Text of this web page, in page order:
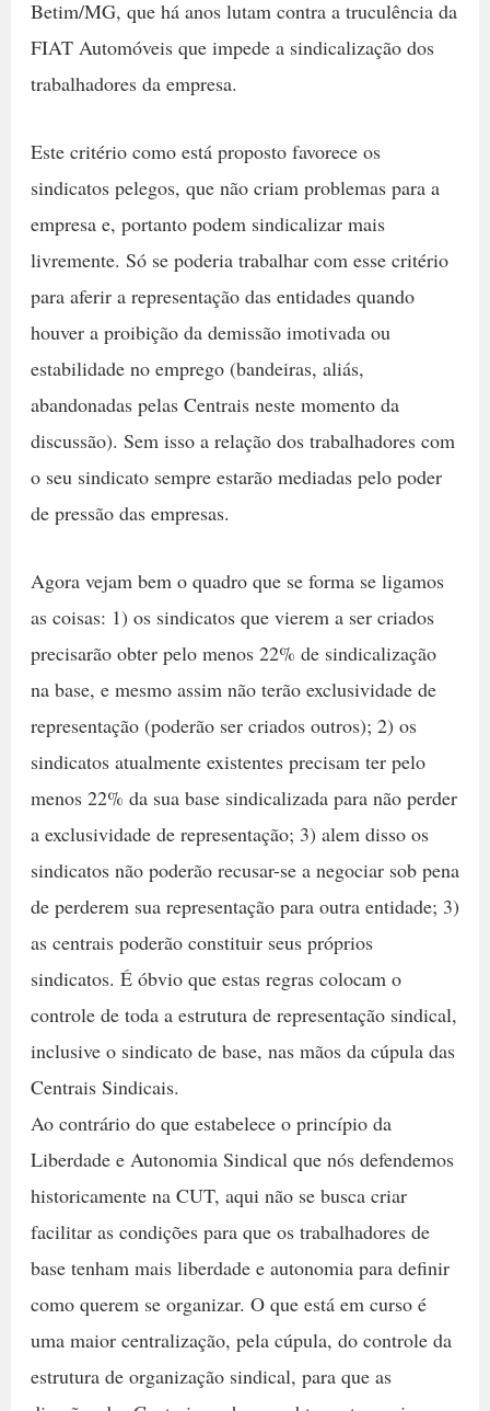
Betim/MG, que há anos lutam contra a truculência da
FIAT Automóveis que impede a sindicalização dos
trabalhadores da empresa.
Este critério como está proposto favorece os
sindicatos pelegos, que não criam problemas para a
empresa e, portanto podem sindicalizar mais
livremente. Só se poderia trabalhar com esse critério
para aferir a representação das entidades quando
houver a proibição da demissão imotivada ou
estabilidade no emprego (bandeiras, aliás,
abandonadas pelas Centrais neste momento da
discussão). Sem isso a relação dos trabalhadores com
o seu sindicato sempre estarão mediadas pelo poder
de pressão das empresas.
Agora vejam bem o quadro que se forma se ligamos
as coisas: 1) os sindicatos que vierem a ser criados
precisarão obter pelo menos 22% de sindicalização
na base, e mesmo assim não terão exclusividade de
representação (poderão ser criados outros); 2) os
sindicatos atualmente existentes precisam ter pelo
menos 22% da sua base sindicalizada para não perder
a exclusividade de representação; 3) alem disso os
sindicatos não poderão recusar-se a negociar sob pena
de perderem sua representação para outra entidade; 3)
as centrais poderão constituir seus próprios
sindicatos. É óbvio que estas regras colocam o
controle de toda a estrutura de representação sindical,
inclusive o sindicato de base, nas mãos da cúpula das
Centrais Sindicais.
Ao contrário do que estabelece o princípio da
Liberdade e Autonomia Sindical que nós defendemos
historicamente na CUT, aqui não se busca criar
facilitar as condições para que os trabalhadores de
base tenham mais liberdade e autonomia para definir
como querem se organizar. O que está em curso é
uma maior centralização, pela cúpula, do controle da
estrutura de organização sindical, para que as